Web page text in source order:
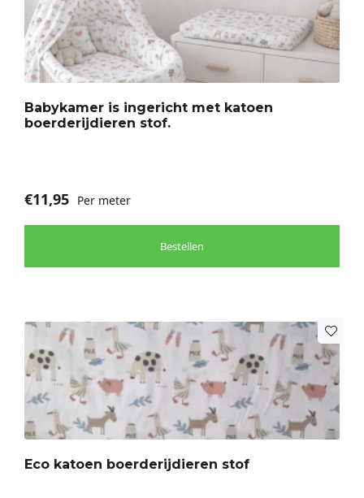
Babykamer is ingericht met katoen
boerderijdieren stof.
€11,95 Per meter
Bestellen
Eco katoen boerderijdieren stof